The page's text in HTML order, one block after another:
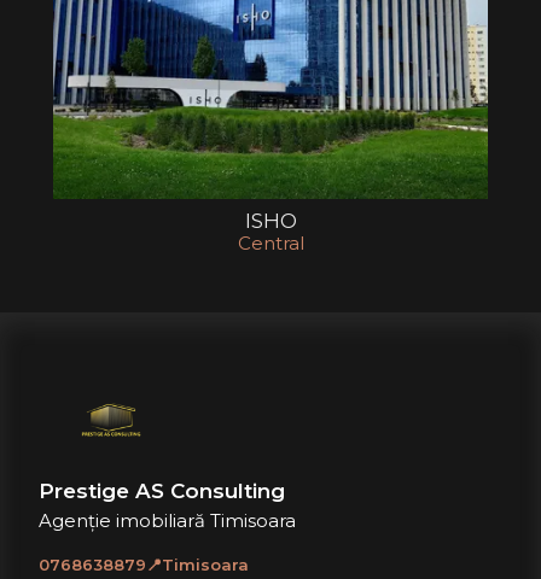
ISHO
Central
Prestige AS Consulting
Agenție imobiliară Timisoara
0768638879📍Timisoara